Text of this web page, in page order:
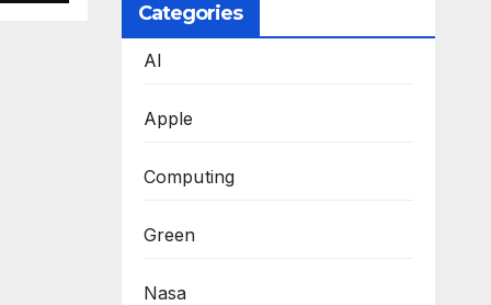
Categories
AI
Apple
Computing
Green
Nasa